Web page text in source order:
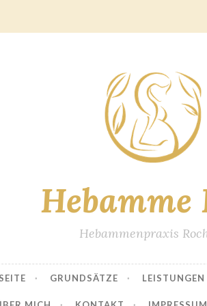
Hebamme
Hebammenpraxis
GRUNDSÄTZE LEISTUNGEN